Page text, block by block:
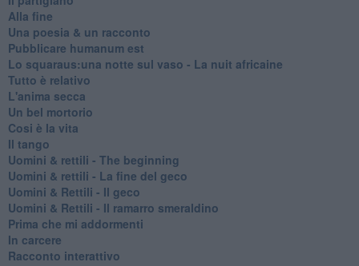
Alla fine
Una poesia & un racconto
Pubblicare humanum est
Lo squaraus:una notte sul vaso - La nuit africaine
Tutto è relativo
L'anima secca
Un bel mortorio
Cosi è la vita
Il tango
​Uomini & rettili - The beginning
​Uomini & rettili - La fine del geco
Uomini & Rettili - Il geco
Uomini & Rettili - Il ramarro smeraldino
Prima che mi addormenti
In carcere
Racconto interattivo